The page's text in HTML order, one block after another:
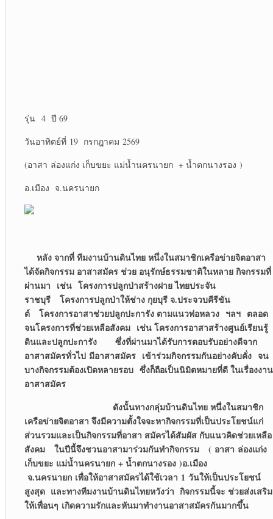
รุ่น 4 ปี 69
วันอาทิตย์ที่ 19 กรกฎาคม 2569
(อาสา ล่องแก่ง เก็บขยะ แม่น้ำนครนายก + น้ำตกนางรอง )
อ.เมือง จ.นครนายก
หลัง จากที่ ทีมงานบ้านดินไทย หนึ่งในสมาชิกเครือข่ายจิตอาสา
ได้จัดกิจกรรม อาสาสมัคร ช่วย อนุรักษ์ธรรมชาติในหลาย กิจกรรมที่
ผ่านมา เช่น โครงการปลูกป่าสร้างฝาย ไทยประจัน
ราชบุรี โครงการปลูกป่าให้ช่าง กุยบุรี จ.ประจวบคีรีขัน
ต์ โครงการอาสาช่วยปลูกปะการัง ตามแนวพ่อหลวง ฯลฯ ตลอด
จนโครงการที่ช่วยเหลือสังคม เช่น โครงการอาสาสร้างศูนย์เรียนรู้
ดินและปลูกปะการัง ซึ่งที่ผ่านมาได้รับการตอบรับอย่างดีจาก
อาสาสมัครทั่วไป มีอาสาสมัคร เข้าร่วมกิจกรรมกันอย่างคับคั่ง จน
บางกิจกรรมต้องเปิดหลายรอบ ซึ่งก็ถือเป็นนิมิตหมายที่ดี ในเรื่องงาน
อาสาสมัคร
ดังนั้นทางกลุ่มบ้านดินไทย หนึ่งในสมาชิก
เครือข่ายจิตอาสา จึงมีความตั้งใจจะหากิจกรรมที่เป็นประโยชน์แก่
ส่วนรวมและเป็นกิจกรรมที่อาสา สมัครได้สัมผัส กับแนวคิดช่วยเหลือ
สังคม ในปีนี้จึงชวนอาสามาร่วมกันทำกิจกรรม ( อาสา ล่องแก่ง
เก็บขยะ แม่น้ำนครนายก + น้ำตกนางรอง )อ.เมือง
จ.นครนายก เพื่อให้อาสาสมัครได้ใช้เวลา 1 วันให้เป็นประโยชน์
สูงสุด และทางทีมงานบ้านดินไทยหวังว่า กิจกรรมนี้จะ ช่วยส่งเสริม
ให้เพื่อนๆ เกิดความรักและหันมาทำงานอาสาสมัครกันมากขึ้น